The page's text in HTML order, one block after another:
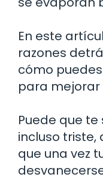
En este
razones
cómo
para mejorar
Puede que
incluso triste,
que una vez